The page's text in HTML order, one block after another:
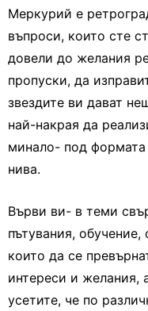
Меркурий е
въпроси, които сте
довели до желания
пропуски, да
звездите ви дават
най-накрая да
минало- под формата
нива.
Върви ви- в теми
пътувания,
които да се
интереси и желания,
усетите, че по